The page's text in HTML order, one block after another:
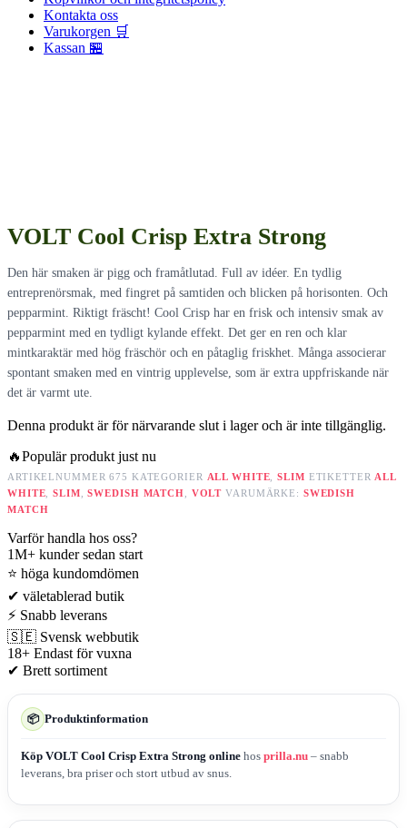
Kontakta oss
Varukorgen 🛒
Kassan 🏪
VOLT Cool Crisp Extra Strong
Den här smaken är pigg och framåtlutad. Full av idéer. En tydlig
entreprenörsmak, med fingret på samtiden och blicken på horisonten. Och
pepparmint. Riktigt fräscht! Cool Crisp har en frisk och intensiv smak av
pepparmint med en tydligt kylande effekt. Det ger en ren och klar
mintkaraktär med hög fräschör och en påtaglig friskhet. Många associerar
spontant smaken med en vintrig upplevelse, som är extra uppfriskande när
det är varmt ute.
Denna produkt är för närvarande slut i lager och är inte tillgänglig.
🔥Populär produkt just nu
ARTIKELNUMMER675 KATEGORIER ALL WHITE ,SLIM ETIKETTER ALL
WHITE ,SLIM ,SWEDISH MATCH VOLT VARUMÄRKE: SWEDISH
MATCH
Varför handla hos oss?
1M+ kunder sedan start
⭐ höga kundomdömen
✔ väletablerad butik
⚡ Snabb leverans
🇸🇪 Svensk webbutik
18+ Endast för vuxna
✔ Brett sortiment
📦 Produktinformation
Köp VOLT Cool Crisp Extra Strong online hos prilla.nu – snabb
leverans, bra priser och stort utbud av snus.